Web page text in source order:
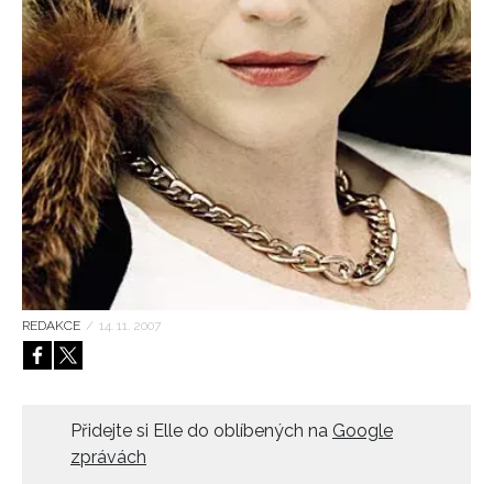
HOME
REDAKCE / 14. 11. 2007
Přidejte si Elle do oblíbených na Google
zprávách